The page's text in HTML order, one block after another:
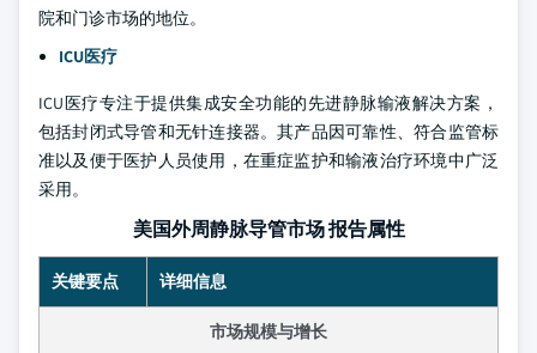
院和门诊市场的地位。
ICU医疗
ICU医疗专注于提供集成安全功能的先进静脉输液解决方案，
包括封闭式导管和无针连接器。其产品因可靠性、符合监管标
准以及便于医护人员使用，在重症监护和输液治疗环境中广泛
采用。
美国外周静脉导管市场 报告属性
关键要点 详细信息
市场规模与增长